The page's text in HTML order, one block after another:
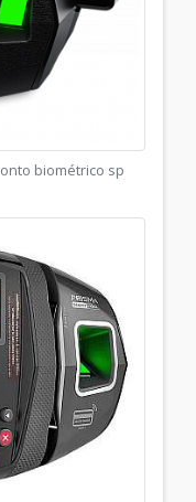
biométrico sp